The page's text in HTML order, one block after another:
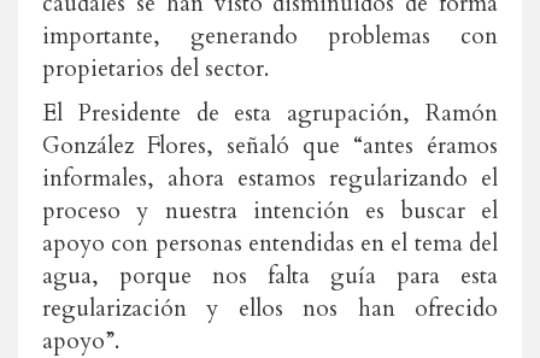
importante, generando problemas con
propietarios del sector.
El Presidente de esta agrupación, Ramón
González Flores, señaló que “antes éramos
informales, ahora estamos regularizando el
proceso y nuestra intención es buscar el
apoyo con personas entendidas en el tema del
agua, porque nos falta guía para esta
regularización y ellos nos han ofrecido
apoyo”.